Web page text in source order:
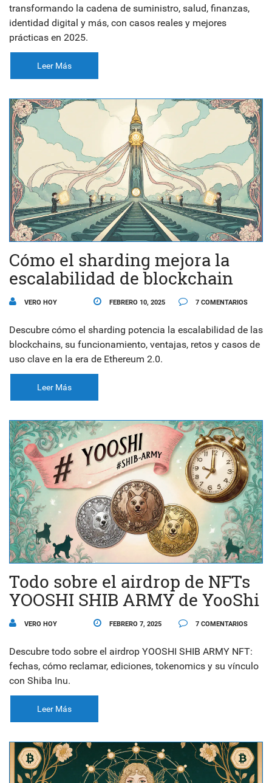
transformando la cadena de suministro, salud, finanzas,
identidad digital y más, con casos reales y mejores
prácticas en 2025.
Leer Más
Cómo el sharding mejora la
escalabilidad de blockchain
VERO HOY FEBRERO 10, 2025 7 COMENTARIOS
Descubre cómo el sharding potencia la escalabilidad de las
blockchains, su funcionamiento, ventajas, retos y casos de
uso clave en la era de Ethereum 2.0.
Leer Más
Todo sobre el airdrop de NFTs
YOOSHI SHIB ARMY de YooShi
VERO HOY FEBRERO 7, 2025 7 COMENTARIOS
Descubre todo sobre el airdrop YOOSHI SHIB ARMY NFT:
fechas, cómo reclamar, ediciones, tokenomics y su vínculo
con Shiba Inu.
Leer Más